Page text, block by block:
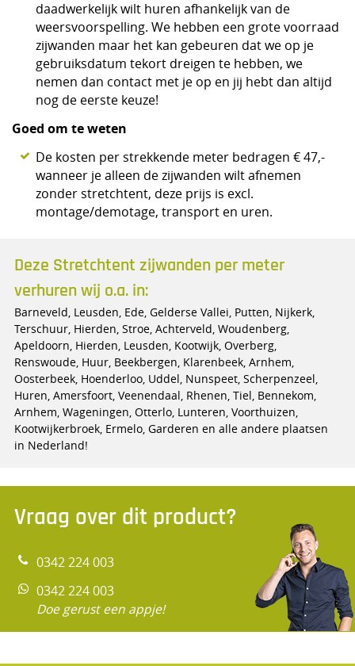
daadwerkelijk wilt huren afhankelijk van de
weersvoorspelling. We hebben een grote voorraad
zijwanden maar het kan gebeuren dat we op je
gebruiksdatum tekort dreigen te hebben, we
nemen dan contact met je op en jij hebt dan altijd
nog de eerste keuze!
Goed om te weten
De kosten per strekkende meter bedragen € 47,-
wanneer je alleen de zijwanden wilt afnemen
zonder stretchtent, deze prijs is excl.
montage/demotage, transport en uren.
Deze Stretchtent zijwanden per meter
verhuren wij o.a. in:
Barneveld, Leusden, Ede, Gelderse Vallei, Putten, Nijkerk,
Terschuur, Hierden, Stroe, Achterveld, Woudenberg,
Apeldoorn, Hierden, Leusden, Kootwijk, Overberg,
Renswoude, Huur, Beekbergen, Klarenbeek, Arnhem,
Oosterbeek, Hoenderloo, Uddel, Nunspeet, Scherpenzeel,
Huren, Amersfoort, Veenendaal, Rhenen, Tiel, Bennekom,
Arnhem, Wageningen, Otterlo, Lunteren, Voorthuizen,
Kootwijkerbroek, Ermelo, Garderen en alle andere plaatsen
in Nederland!
Vraag over dit product?
0342 224 003
0342 224 003
Doe gerust een appje!